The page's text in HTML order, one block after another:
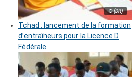
© (DR)
Tchad : lancement de la formation
d’entraîneurs pour la Licence D
Fédérale